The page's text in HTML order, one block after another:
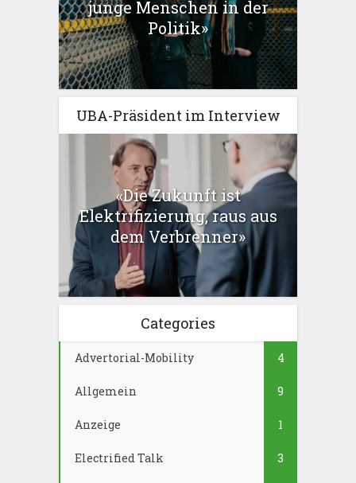
junge Menschen in der
Politik»
UBA-Präsident im Interview
«Die Zukunft ist
Elektrifizierung, raus aus
dem Verbrenner»
Categories
Advertorial-Mobility 4
Allgemein 9
Anzeige 1
Electrified Talk 3